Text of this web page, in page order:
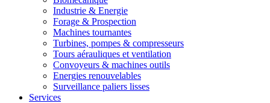
Industrie & Energie
Forage & Prospection
Machines tournantes
Turbines, pompes & compresseurs
Tours aérauliques et ventilation
Convoyeurs & machines outils
Energies renouvelables
Surveillance paliers lisses
Services